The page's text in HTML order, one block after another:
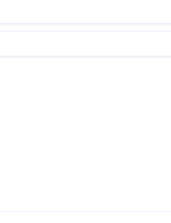
ja lähde jouluiselle matkalle Riikaan!
valoin, tori täyttyy piparkakkujen tuoksusta ja
seuraavana aamuna kello 8:00 alkaen,